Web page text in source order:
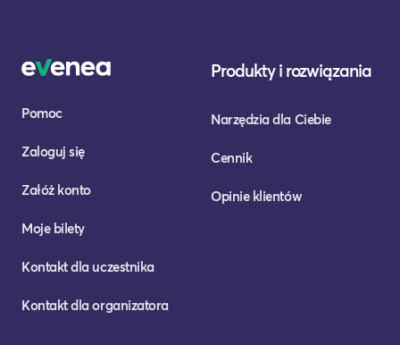
Pomoc
Zaloguj się
Załóż konto
Moje bilety
Kontakt dla uczestnika
Kontakt dla organizatora
Produkty i rozwiązania
Narzędzia dla Ciebie
Cennik
Opinie klientów